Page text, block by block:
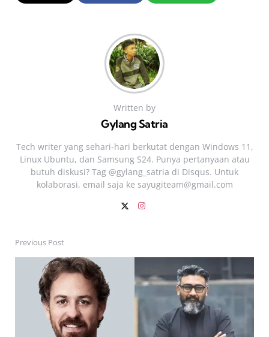
Written by
Gylang Satria
Tech writer yang sehari‑hari berkutat dengan Windows 11,
Linux Ubuntu, dan Samsung S24. Punya pertanyaan atau
butuh diskusi? Tag @gylang_satria di Disqus. Untuk
kolaborasi, email saja ke sayugiteam@gmail.com
Post
navigation
Previous Post